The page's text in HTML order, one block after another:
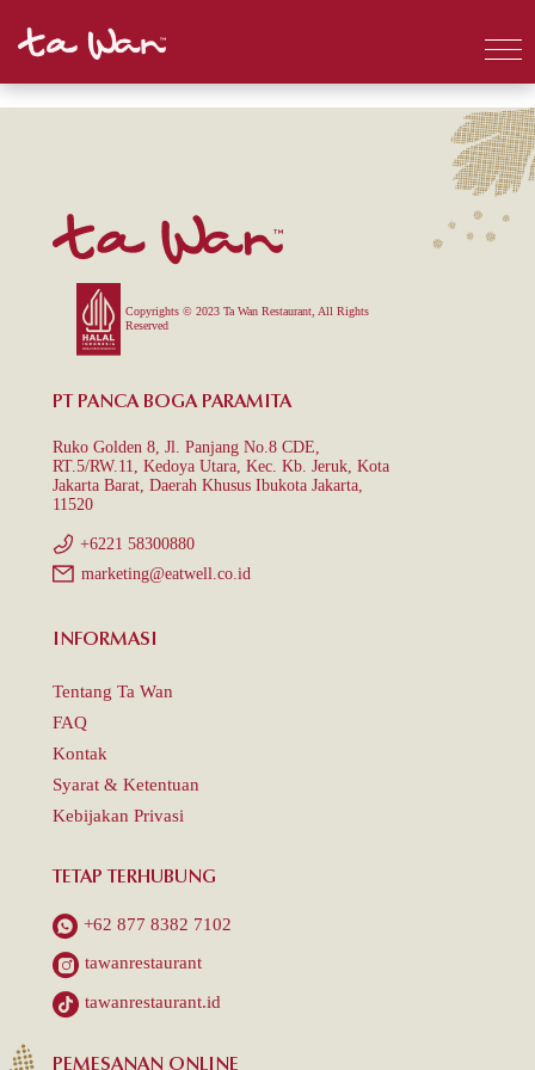
Copyrights © 2023 Ta Wan Restaurant, All Rights
Reserved
PT PANCA BOGA PARAMITA
Ruko Golden 8, Jl. Panjang No.8 CDE,
RT.5/RW.11, Kedoya Utara, Kec. Kb. Jeruk, Kota
Jakarta Barat, Daerah Khusus Ibukota Jakarta,
11520
+6221 58300880
marketing@eatwell.co.id
INFORMASI
Tentang Ta Wan
FAQ
Kontak
Syarat & Ketentuan
Kebijakan Privasi
TETAP TERHUBUNG
+62 877 8382 7102
tawanrestaurant
tawanrestaurant.id
PEMESANAN ONLINE